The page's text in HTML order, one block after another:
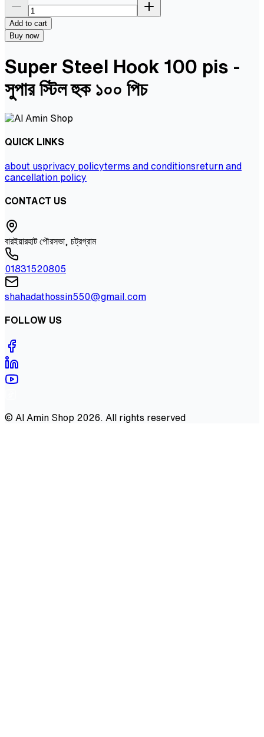
Add to cart
Buy now
Super Steel Hook 100 pis -
সুপার স্টিল হুক ১০০ পিচ
QUICK LINKS
about usprivacy policyterms and conditionsreturn and
cancellation policy
CONTACT US
বারইয়ারহাট পৌরসভা, চট্রগ্রাম
01831520805
shahadathossin550@gmail.com
FOLLOW US
© Al Amin Shop 2026 . All rights reserved